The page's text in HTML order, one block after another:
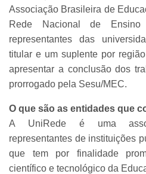
Associação Brasileira de
Rede Nacional de
representantes das
titular e um suplente por
apresentar a conclusão dos
prorrogado pela Sesu/MEC.
O que são as entidades que
A UniRede é uma
representantes de instituições
que tem por finalidade
científico e tecnológico da